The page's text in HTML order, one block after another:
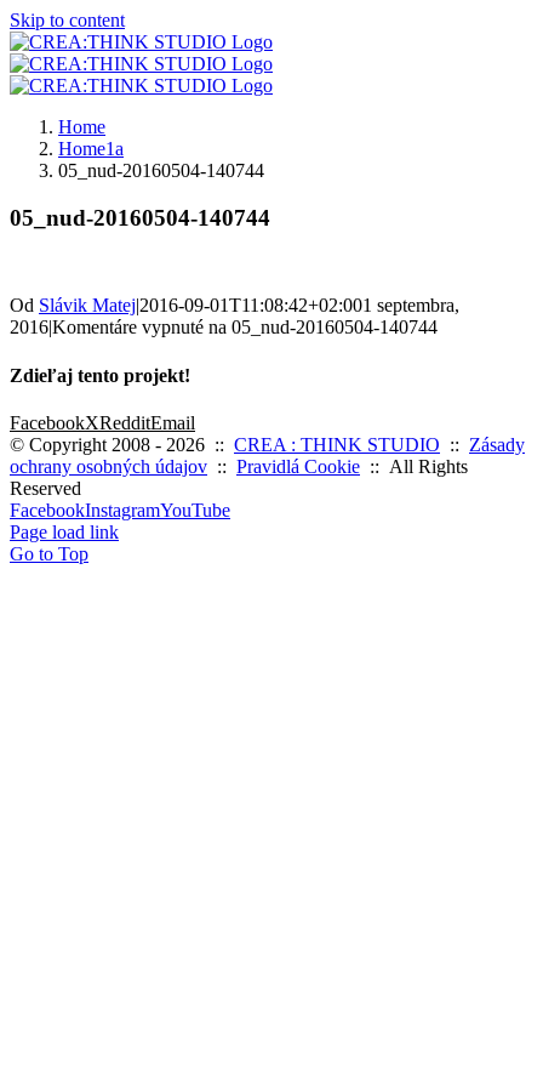
Skip to content
Home
Home1a
05_nud-20160504-140744
05_nud-20160504-140744
Od Slávik Matej|2016-09-01T11:08:42+02:001 septembra,
2016|Komentáre vypnuté na 05_nud-20160504-140744
Zdieľaj tento projekt!
FacebookXRedditEmail
© Copyright 2008 - 2026 :: CREA : THINK STUDIO :: Zásady
ochrany osobných údajov :: Pravidlá Cookie :: All Rights
Reserved
FacebookInstagramYouTube
Page load link
Go to Top